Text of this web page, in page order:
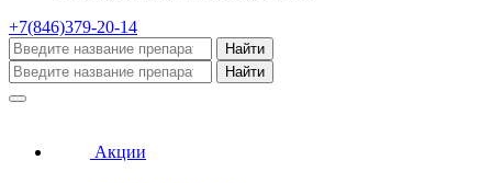
+7(846)379-20-14
Найти
Найти
Акции